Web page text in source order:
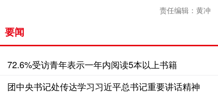
责任编辑：黄冲
要闻
72.6%受访青年表示一年内阅读5本以上书籍
团中央书记处传达学习习近平总书记重要讲话精神